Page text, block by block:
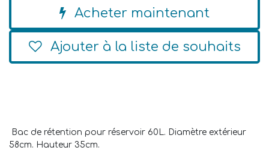
Acheter maintenant
Ajouter à la liste de souhaits
Bac de rétention pour réservoir 60L. Diamètre extérieur
58cm. Hauteur 35cm.